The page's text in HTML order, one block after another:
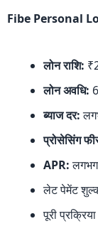
Fibe Personal
लोन राशि:
लोन अवधि:
ब्याज दर:
प्रोसेसिंग
APR:
लेट पेमेंट
पूरी